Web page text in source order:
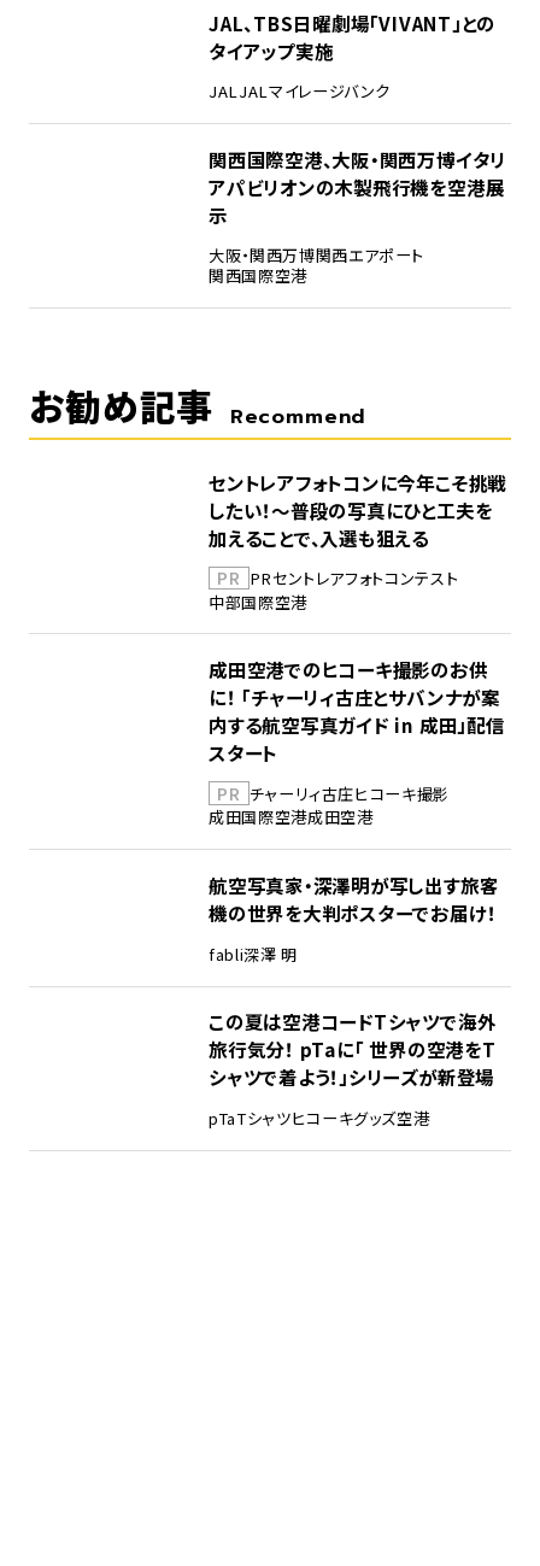
JAL、TBS日曜劇場「VIVANT」との
タイアップ実施
JALJALマイレージバンク
関西国際空港、大阪・関西万博イタリ
アパビリオンの木製飛行機を空港展
示
大阪・関西万博関西エアポート
関西国際空港
お勧め記事 Recommend
セントレアフォトコンに今年こそ挑戦
したい！～普段の写真にひと工夫を
加えることで、入選も狙える
PR PRセントレアフォトコンテスト
中部国際空港
成田空港でのヒコーキ撮影のお供
に！ 「チャーリィ古庄とサバンナが案
内する航空写真ガイド in 成田」配信
スタート
PR チャーリィ古庄ヒコーキ撮影
成田国際空港成田空港
航空写真家・深澤明が写し出す旅客
機の世界を大判ポスターでお届け！
fabli深澤 明
この夏は空港コードTシャツで海外
旅行気分！ pTaに「 世界の空港をT
シャツで着よう！」シリーズが新登場
pTaTシャツヒコーキグッズ空港